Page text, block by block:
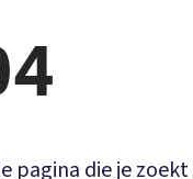
pagina die je